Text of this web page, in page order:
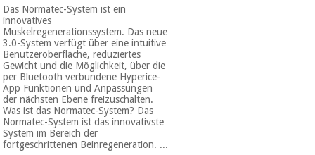
Das Normatec-System ist ein
innovatives
Muskelregenerationssystem. Das neue
3.0-System verfügt über eine intuitive
Benutzeroberfläche, reduziertes
Gewicht und die Möglichkeit, über die
per Bluetooth verbundene Hyperice-
App Funktionen und Anpassungen
der nächsten Ebene freizuschalten.
Was ist das Normatec-System? Das
Normatec-System ist das innovativste
System im Bereich der
fortgeschrittenen Beinregeneration. ...